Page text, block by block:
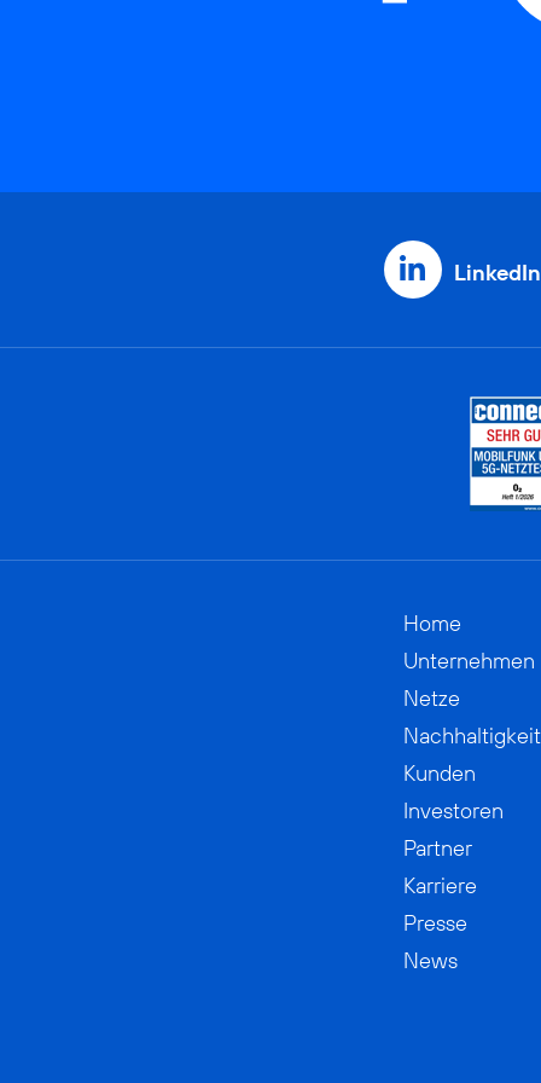
LinkedIn
Home
Unternehmen
Netze
Nachhaltigkeit
Kunden
Investoren
Partner
Karriere
Presse
News